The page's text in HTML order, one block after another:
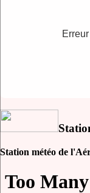
Station météo de